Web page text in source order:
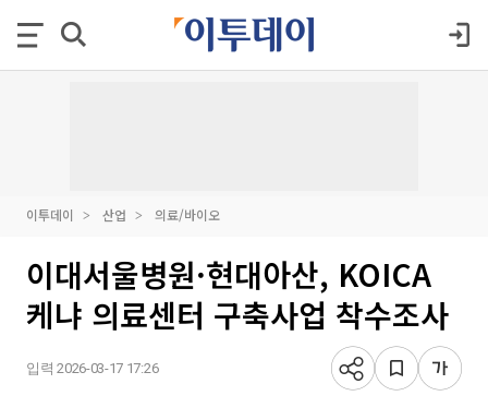
이투데이 산업 의료/바이오
이대서울병원·현대아산, KOICA
케냐 의료센터 구축사업 착수조사
입력 2026-03-17 17:26